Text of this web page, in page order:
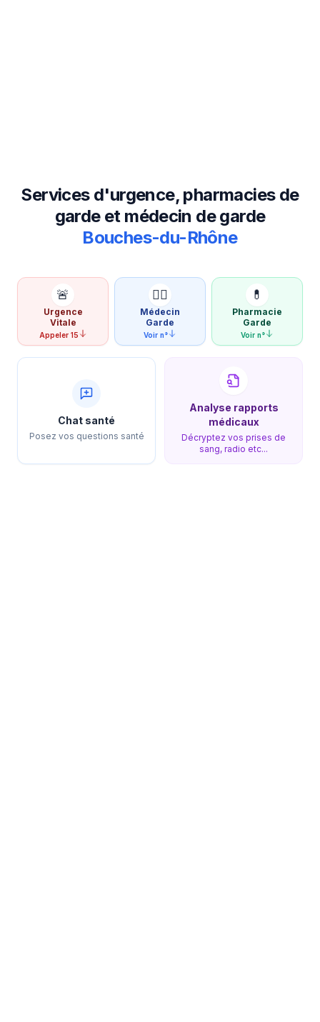
Services d'urgence, pharmacies de
garde et médecin de garde
Bouches-du-Rhône
🚨
Urgence
Vitale
Appeler 15
👨‍⚕️
Médecin
Garde
Voir n°
💊
Pharmacie
Garde
Voir n°
Chat santé
Posez vos questions santé
Analyse rapports
médicaux
Décryptez vos prises de
sang, radio etc...